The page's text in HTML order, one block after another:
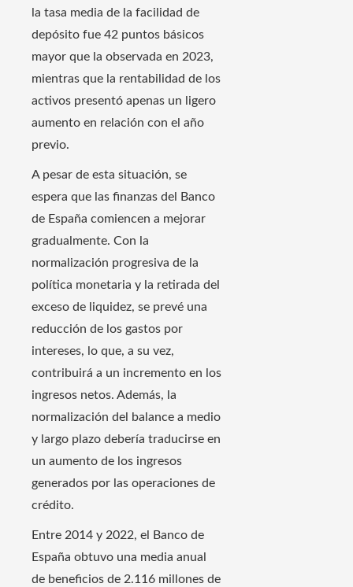
la tasa media de la facilidad de
depósito fue 42 puntos básicos
mayor que la observada en 2023,
mientras que la rentabilidad de los
activos presentó apenas un ligero
aumento en relación con el año
previo.
A pesar de esta situación, se
espera que las finanzas del Banco
de España comiencen a mejorar
gradualmente. Con la
normalización progresiva de la
política monetaria y la retirada del
exceso de liquidez, se prevé una
reducción de los gastos por
intereses, lo que, a su vez,
contribuirá a un incremento en los
ingresos netos. Además, la
normalización del balance a medio
y largo plazo debería traducirse en
un aumento de los ingresos
generados por las operaciones de
crédito.
Entre 2014 y 2022, el Banco de
España obtuvo una media anual
de beneficios de 2.116 millones de